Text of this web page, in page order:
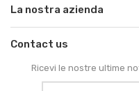
La nostra azienda
Contact us
Ricevi le nostre ultime